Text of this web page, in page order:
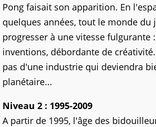
Pong faisait son apparition. En
quelques années, tout le monde du
progresser à une vitesse fulgurante
inventions, débordante de
pas d'une industrie qui deviendra
planétaire...
Niveau 2 : 1995-2009
A partir de 1995, l'âge des